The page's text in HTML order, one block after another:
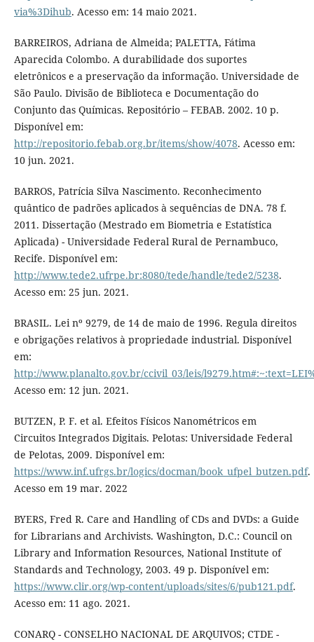
via%3Dihub. Acesso em: 14 maio 2021.
BARREIROS, Adriana de Almeida; PALETTA, Fátima
Aparecida Colombo. A durabilidade dos suportes
eletrônicos e a preservação da informação. Universidade de
São Paulo. Divisão de Biblioteca e Documentação do
Conjunto das Químicas. Repositório – FEBAB. 2002. 10 p.
Disponível em:
http://repositorio.febab.org.br/items/show/4078. Acesso em:
10 jun. 2021.
BARROS, Patrícia Silva Nascimento. Reconhecimento
quântico de padrões aplicados à sequências de DNA. 78 f.
2011. Dissertação (Mestrado em Biometria e Estatística
Aplicada) - Universidade Federal Rural de Pernambuco,
Recife. Disponível em:
http://www.tede2.ufrpe.br:8080/tede/handle/tede2/5238.
Acesso em: 25 jun. 2021.
BRASIL. Lei nº 9279, de 14 de maio de 1996. Regula direitos
e obrigações relativos à propriedade industrial. Disponível
em:
http://www.planalto.gov.br/ccivil_03/leis/
Acesso em: 12 jun. 2021.
BUTZEN, P. F. et al. Efeitos Físicos Nanométricos em
Circuitos Integrados Digitais. Pelotas: Universidade Federal
de Pelotas, 2009. Disponível em:
https://www.inf.ufrgs.br/logics/docman/book_ufpel_butzen.pdf.
Acesso em 19 mar. 2022
BYERS, Fred R. Care and Handling of CDs and DVDs: a Guide
for Librarians and Archivists. Washington, D.C.: Council on
Library and Information Resources, National Institute of
Standards and Technology, 2003. 49 p. Disponível em:
https://www.clir.org/wp-content/uploads/sites/6/pub121.pdf.
Acesso em: 11 ago. 2021.
CONARQ - CONSELHO NACIONAL DE ARQUIVOS; CTDE -